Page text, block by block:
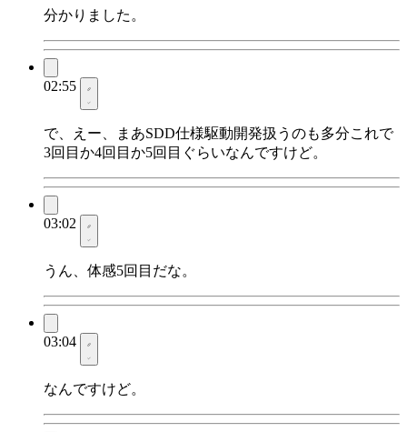
分かりました。
02:55
で、えー、まあSDD仕様駆動開発扱うのも多分これで
3回目か4回目か5回目ぐらいなんですけど。
03:02
うん、体感5回目だな。
03:04
なんですけど。